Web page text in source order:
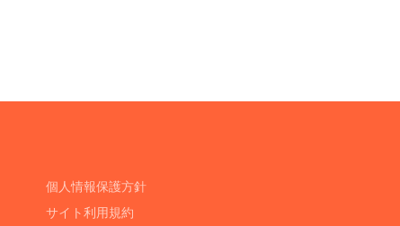
個人情報保護方針
サイト利用規約